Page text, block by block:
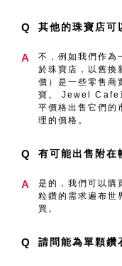
Q 其他的珠寶店可
A
不，例如我們作為
於珠寶店，以舊換
價）是一些零售商
寶。 Jewel Cafe
平價格出售它們的
理的價格。
Q 有可能出售附在
A
是的，我們可以
粒鑽的需求遍布
買。
Q 請問能為單顆鑽